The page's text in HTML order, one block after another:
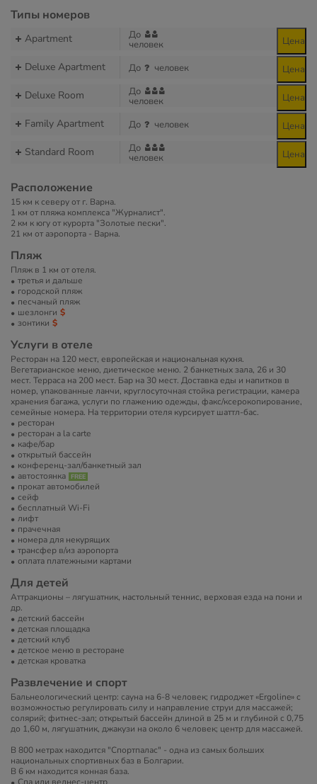
Типы номеров
Apartment До
человек Цена
Deluxe Apartment До человек Цена
Deluxe Room До
человек Цена
Family Apartment До человек Цена
Standard Room До
человек Цена
Расположение
15 км к северу от г. Варна.
1 км от пляжа комплекса "Журналист".
2 км к югу от курорта "Золотые пески".
21 км от аэропорта - Варна.
Пляж
Пляж в 1 км от отеля.
третья и дальше
городской пляж
песчаный пляж
шезлонги
зонтики
Услуги в отеле
Ресторан на 120 мест, европейская и национальная кухня.
Вегетарианское меню, диетическое меню. 2 банкетных зала, 26 и 30
мест. Терраса на 200 мест. Бар на 30 мест. Доставка еды и напитков в
номер, упакованные ланчи, круглосуточная стойка регистрации, камера
хранения багажа, услуги по глажению одежды, факс/ксерокопирование,
семейные номера. На территории отеля курсирует шаттл-бас.
ресторан
ресторан a la carte
кафе/бар
открытый бассейн
конференц-зал/банкетный зал
автостоянка
прокат автомобилей
сейф
бесплатный Wi-Fi
лифт
прачечная
номера для некурящих
трансфер в/из аэропорта
оплата платежными картами
Для детей
Аттракционы – лягушатник, настольный теннис, верховая езда на пони и
др.
детский бассейн
детская площадка
детский клуб
детское меню в ресторане
детская кроватка
Развлечение и спорт
Бальнеологический центр: сауна на 6-8 человек; гидроджет «Ergoline» с
возможностью регулировать силу и направление струи для массажей;
солярий; фитнес-зал; открытый бассейн длиной в 25 м и глубиной с 0,75
до 1,60 м, лягушатник, джакузи на около 6 человек; центр для массажей.
В 800 метрах находится "Спортпалас" - одна из самых больших
национальных спортивных баз в Болгарии.
В 6 км находится конная база.